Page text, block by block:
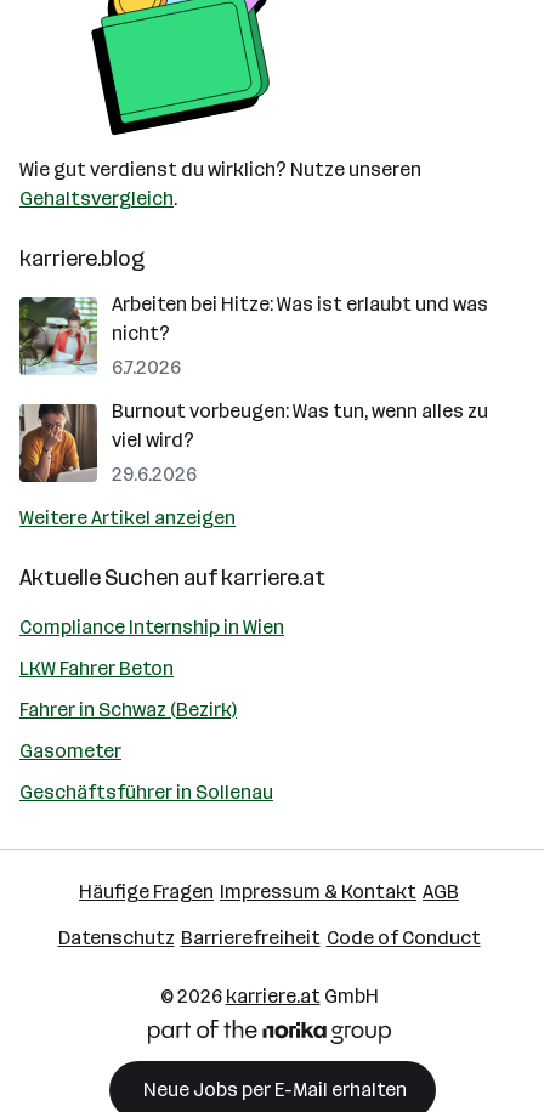
Wie gut verdienst du wirklich? Nutze unseren
Gehaltsvergleich.
karriere.blog
Arbeiten bei Hitze: Was ist erlaubt und was
nicht?
6.7.2026
Burnout vorbeugen: Was tun, wenn alles zu
viel wird?
29.6.2026
Weitere Artikel anzeigen
Aktuelle Suchen aufkarriere.at
Compliance Internship in Wien
LKW Fahrer Beton
Fahrer in Schwaz (Bezirk)
Gasometer
Geschäftsführer in Sollenau
Häufige Fragen Impressum & Kontakt AGB
Datenschutz Barrierefreiheit Code of Conduct
© 2026 karriere.atGmbH
Neue Jobs per E-Mail erhalten